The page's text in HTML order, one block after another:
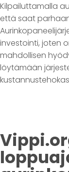
Kilpailuttamalla
että saat
investointi, joten
mahdollisen
löytämään